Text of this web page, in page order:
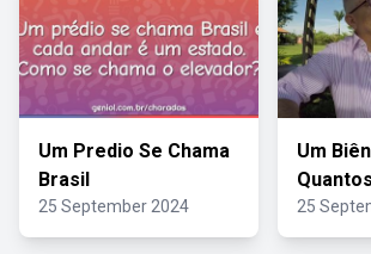
Um Predio Se Chama
Brasil
25 September 2024
Um
25